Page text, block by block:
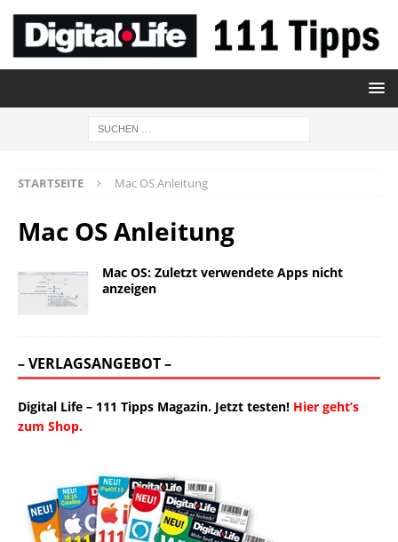
STARTSEITE Mac OS Anleitung
Mac OS Anleitung
Mac OS: Zuletzt verwendete Apps nicht
anzeigen
– VERLAGSANGEBOT –
Digital Life – 111 Tipps Magazin. Jetzt testen! Hier geht’s
zum Shop.